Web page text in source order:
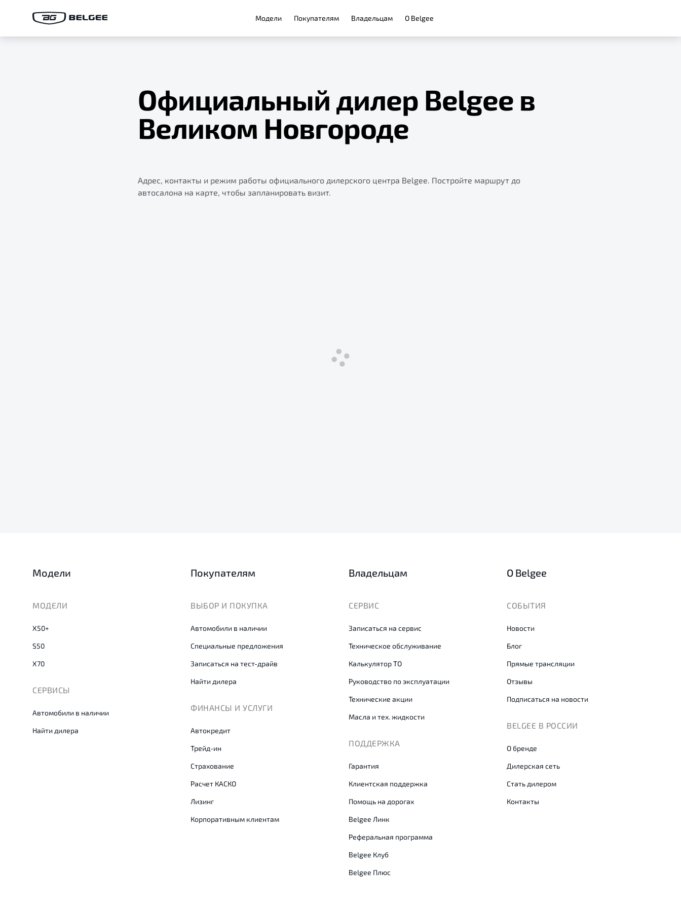
Модели Покупателям Владельцам О Belgee
Официальный дилер Belgee в
Великом Новгороде
Адрес, контакты и режим работы официального дилерского центра Belgee. Постройте маршрут до
автосалона на карте, чтобы запланировать визит.
Модели
МОДЕЛИ
X50+
S50
X70
СЕРВИСЫ
Автомобили в наличии
Найти дилера
Покупателям
ВЫБОР И ПОКУПКА
Автомобили в наличии
Специальные предложения
Записаться на тест-драйв
Найти дилера
ФИНАНСЫ И УСЛУГИ
Автокредит
Трейд-ин
Страхование
Расчет КАСКО
Лизинг
Корпоративным клиентам
Владельцам
СЕРВИС
Записаться на сервис
Техническое обслуживание
Калькулятор ТО
Руководство по эксплуатации
Технические акции
Масла и тех. жидкости
ПОДДЕРЖКА
Гарантия
Клиентская поддержка
Помощь на дорогах
Belgee Линк
Реферальная программа
Belgee Клуб
Belgee Плюс
О Belgee
СОБЫТИЯ
Новости
Блог
Прямые трансляции
Отзывы
Подписаться на новости
BELGEE В РОССИИ
О бренде
Дилерская сеть
Стать дилером
Контакты